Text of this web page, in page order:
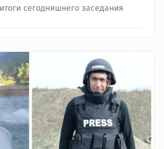
сегодняшнего заседания